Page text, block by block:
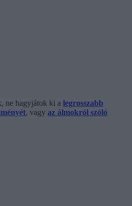
ne hagyjátok ki a legrosszabb
, vagy az álmokról szóló